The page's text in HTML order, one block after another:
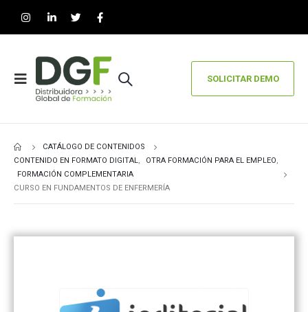
SOLICITAR DEMO
CATÁLOGO DE CONTENIDOS
CONTENIDO EN FORMATO DIGITAL, OTRA FORMACIÓN PARA EL EMPLEO,
FORMACIÓN COMPLEMENTARIA
CURSO EN FUNDAMENTOS DE ENFERMERÍA